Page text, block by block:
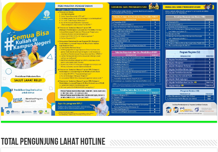
TOTAL PENGUNJUNG LAHAT HOTLINE